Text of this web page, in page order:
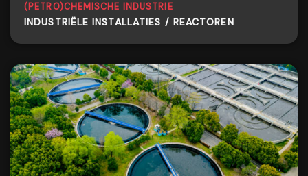
(PETRO)CHEMISCHE INDUSTRIE
INDUSTRIËLE INSTALLATIES / REACTOREN